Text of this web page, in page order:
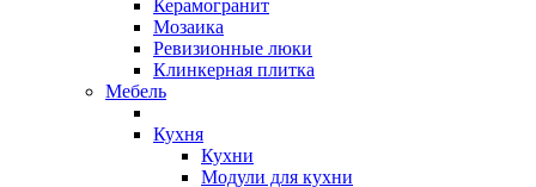
Керамогранит
Мозаика
Ревизионные люки
Клинкерная плитка
Мебель
Кухня
Кухни
Модули для кухни